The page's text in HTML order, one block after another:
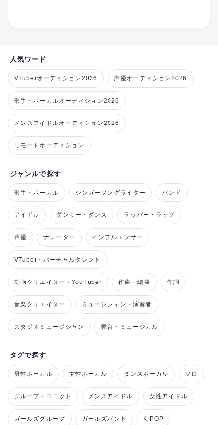
人気ワード
VTuberオーディション2026 声優オーディション2026
歌手・ボーカルオーディション2026
メンズアイドルオーディション2026
リモートオーディション
ジャンルで探す
歌手・ボーカル シンガーソングライター バンド
アイドル ダンサー・ダンス ラッパー・ラップ
声優 ナレーター インフルエンサー
VTuber・バーチャルタレント
動画クリエイター・YouTuber 作曲・編曲 作詞
音楽クリエイター ミュージシャン・演奏者
スタジオミュージシャン 舞台・ミュージカル
タグで探す
男性ボーカル 女性ボーカル ダンスボーカル ソロ
グループ・ユニット メンズアイドル 女性アイドル
ガールズグループ ガールズバンド K-POP